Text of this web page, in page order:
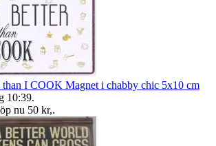
I COOK Magnet i chabby chic 5x10 cm
10:39.
nu 50 kr,.